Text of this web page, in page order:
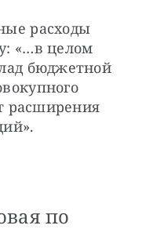
расходы
«…в целом
бюджетной
расширения
по